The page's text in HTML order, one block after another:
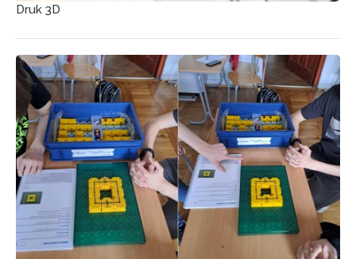
Druk 3D